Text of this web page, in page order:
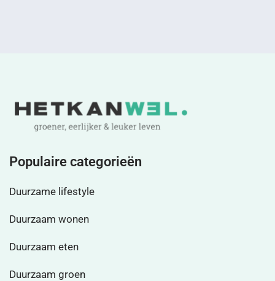
Populaire categorieën
Duurzame lifestyle
Duurzaam wonen
Duurzaam eten
Duurzaam groen